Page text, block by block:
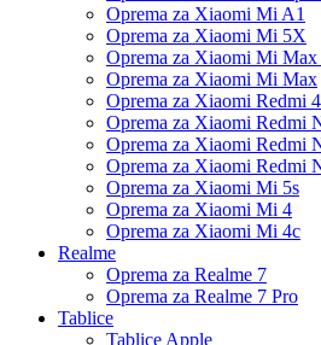
Oprema za Xiaomi Mi A1
Oprema za Xiaomi Mi 5X
Oprema za Xiaomi Mi Max
Oprema za Xiaomi Mi Max
Oprema za Xiaomi Redmi
Oprema za Xiaomi Redmi
Oprema za Xiaomi Redmi
Oprema za Xiaomi Redmi
Oprema za Xiaomi Mi 5s
Oprema za Xiaomi Mi 4
Oprema za Xiaomi Mi 4c
Realme
Oprema za Realme 7
Oprema za Realme 7 Pro
Tablice
Tablice Apple